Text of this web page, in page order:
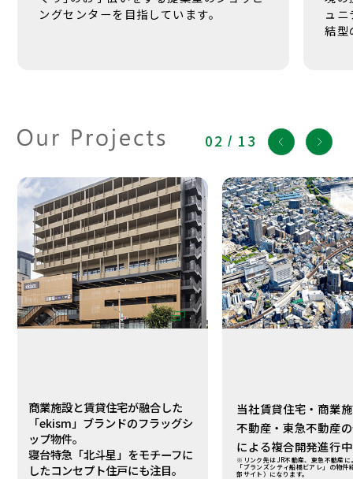
ングセンターを目指しています。
ュ
結型
02 / 13
商業施設と賃貸住宅が融合した
「ekism」ブランドのフラッグシ
ップ物件。
寝台特急「北斗星」をモチーフに
したコンセプト住戸にも注目。
当社賃貸住宅・商業
不動産・東急不動産
による複合開発進行中
※リンク先はJR不動産、東急不動産に
「ブランズシティ船橋ビアレ」の物件
部サイト）になります。